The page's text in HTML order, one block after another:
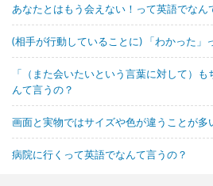
あなたとはもう会えない！って英語でなん
(相手が行動していることに) 「わかった」
「（また会いたいという言葉に対して）
んて言うの？
画面と実物ではサイズや色が違うことが多
病院に行くって英語でなんて言うの？